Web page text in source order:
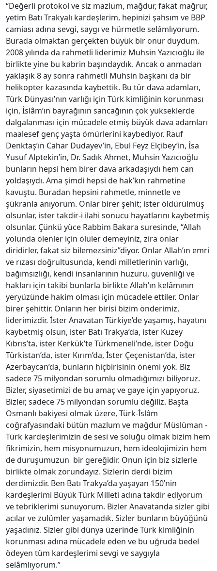
“Değerli protokol ve siz mazlum, mağdur, fakat mağrur,
yetim Batı Trakyalı kardeşlerim, hepinizi şahsım ve BBP
camiası adına sevgi, saygı ve hürmetle selâmlıyorum.
Burada olmaktan gerçekten büyük bir onur duydum.
2008 yılında da rahmetli liderimiz Muhsin Yazıcıoğlu ile
birlikte yine bu kabrin başındaydık. Ancak o anmadan
yaklaşık 8 ay sonra rahmetli Muhsin başkanı da bir
helikopter kazasında kaybettik. Bu tür dava adamları,
Türk Dünyası’nın varlığı için Türk kimliğinin korunması
için, İslâm’ın bayrağının sancağının çok yükseklerde
dalgalanması için mücadele etmiş büyük dava adamları
maalesef genç yaşta ömürlerini kaybediyor. Rauf
Denktaş’ın Cahar Dudayev’in, Ebul Feyz Elçibey’in, İsa
Yusuf Alptekin’in, Dr. Sadık Ahmet, Muhsin Yazıcıoğlu
bunların hepsi hem birer dava arkadaşıydı hem can
yoldaşıydı. Ama şimdi hepsi de hak’kın rahmetine
kavuştu. Buradan hepsini rahmetle, minnetle ve
şükranla anıyorum. Onlar birer şehit; ister öldürülmüş
olsunlar, ister takdir-i ilahi sonucu hayatlarını kaybetmiş
olsunlar. Çünkü yüce Rabbim Bakara suresinde, “Allah
yolunda ölenler için ölüler demeyiniz, zira onlar
diridirler, fakat siz bilemezsiniz”diyor. Onlar Allah’ın emri
ve rızası doğrultusunda, kendi milletlerinin varlığı,
bağımsızlığı, kendi insanlarının huzuru, güvenliği ve
hakları için takibi bunlarla birlikte Allah’ın kelâmının
yeryüzünde hakim olması için mücadele ettiler. Onlar
birer şehittir. Onların her birisi bizim önderimiz,
liderimizdir. İster Anavatan Türkiye’de yaşamış, hayatını
kaybetmiş olsun, ister Batı Trakya’da, ister Kuzey
Kıbrıs’ta, ister Kerkük’te Türkmeneli’nde, ister Doğu
Türkistan’da, ister Kırım’da, İster Çeçenistan’da, ister
Azerbaycan’da, bunların hiçbirisinin önemi yok. Biz
sadece 75 milyondan sorumlu olmadığımızı biliyoruz.
Bizler, siyasetimizi de bu amaç ve gaye için yapıyoruz.
Bizler, sadece 75 milyondan sorumlu değiliz. Başta
Osmanlı bakiyesi olmak üzere, Türk-İslâm
coğrafyasındaki bütün mazlum ve mağdur Müslüman -
Türk kardeşlerimizin de sesi ve soluğu olmak bizim hem
fikrimizin, hem misyonumuzun, hem ideolojimizin hem
de duruşumuzun bir gereğidir. Onun için biz sizlerle
birlikte olmak zorundayız. Sizlerin derdi bizim
derdimizdir. Ben Batı Trakya’da yaşayan 150’nin
kardeşlerimi Büyük Türk Milleti adına takdir ediyorum
ve tebriklerimi sunuyorum. Bizler Anavatanda sizler gibi
acılar ve zulümler yaşamadık. Sizler bunların büyüğünü
yaşadınız. Sizler gibi dünya üzerinde Türk kimliğinin
korunması adına mücadele eden ve bu uğruda bedel
ödeyen tüm kardeşlerimi sevgi ve saygıyla
selâmlıyorum.”